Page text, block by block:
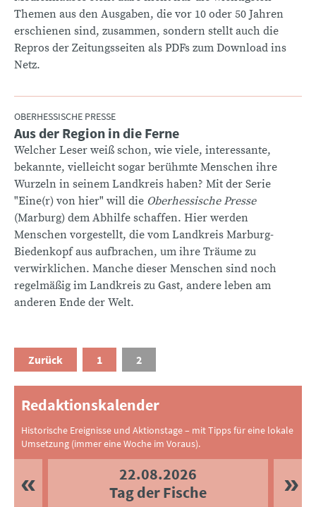
Themen aus den Ausgaben, die vor 10 oder 50 Jahren
erschienen sind, zusammen, sondern stellt auch die
Repros der Zeitungsseiten als PDFs zum Download ins
Netz.
OBERHESSISCHE PRESSE
:
Aus der Region in die Ferne
Welcher Leser weiß schon, wie viele, interessante,
bekannte, vielleicht sogar berühmte Menschen ihre
Wurzeln in seinem Landkreis haben? Mit der Serie
"Eine(r) von hier" will die Oberhessische Presse
(Marburg) dem Abhilfe schaffen. Hier werden
Menschen vorgestellt, die vom Landkreis Marburg-
Biedenkopf aus aufbrachen, um ihre Träume zu
verwirklichen. Manche dieser Menschen sind noch
regelmäßig im Landkreis zu Gast, andere leben am
anderen Ende der Welt.
Zurück 1 2
Redaktionskalender
Historische Ereignisse und Aktionstage – mit Tipps für eine lokale
Umsetzung (immer eine Woche im Voraus).
22.08.2026
Tag der Fische